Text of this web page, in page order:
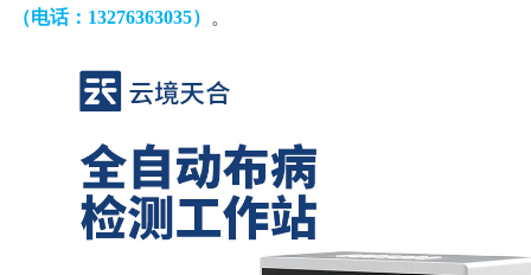
（电话：13276363035） 。